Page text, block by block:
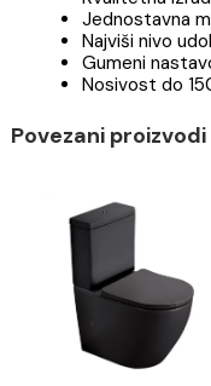
Stolica za tuš
MIS-05
Stojeća
Kvalitetna
Gumeni
Nosivost do
Povezani